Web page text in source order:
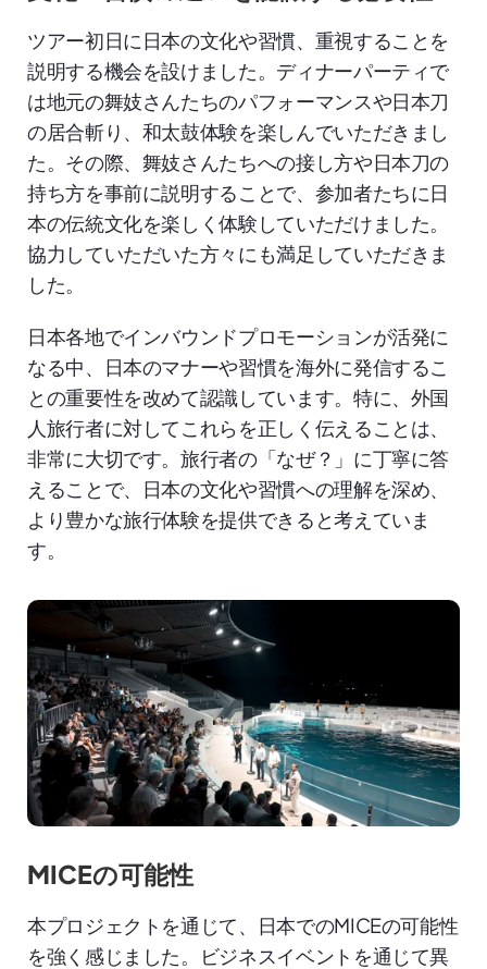
ツアー初日に日本の文化や習慣、重視することを
説明する機会を設けました。ディナーパーティで
は地元の舞妓さんたちのパフォーマンスや日本刀
の居合斬り、和太鼓体験を楽しんでいただきまし
た。その際、舞妓さんたちへの接し方や日本刀の
持ち方を事前に説明することで、参加者たちに日
本の伝統文化を楽しく体験していただけました。
協力していただいた方々にも満足していただきま
した。
日本各地でインバウンドプロモーションが活発に
なる中、日本のマナーや習慣を海外に発信するこ
との重要性を改めて認識しています。特に、外国
人旅行者に対してこれらを正しく伝えることは、
非常に大切です。旅行者の「なぜ？」に丁寧に答
えることで、日本の文化や習慣への理解を深め、
より豊かな旅行体験を提供できると考えていま
す。
MICEの可能性
本プロジェクトを通じて、日本でのMICEの可能性
を強く感じました。ビジネスイベントを通じて異